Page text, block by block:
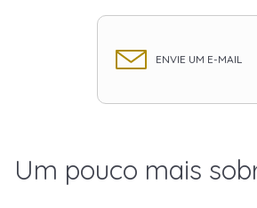
ENVIE UM E-MAIL
Um pouco mais